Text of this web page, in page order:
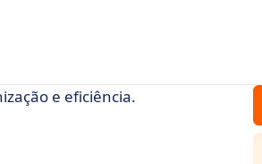
e eficiência.